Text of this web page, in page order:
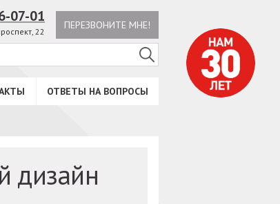
ПЕРЕЗВОНИТЕ МНЕ!
07-01
22
ОТВЕТЫ НА ВОПРОСЫ
дизайн